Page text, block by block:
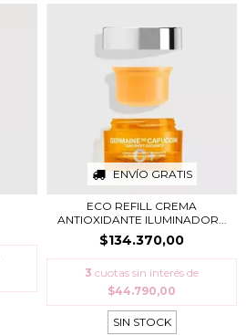
ENVÍO GRATIS
ECO REFILL CREMA
ANTIOXIDANTE ILUMINADOR...
$134.370,00
3 cuotas sin interés de
$44.790,00
SIN STOCK